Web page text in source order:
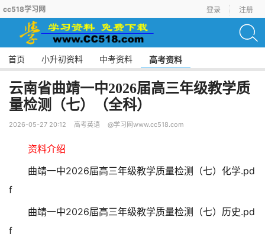
cc518学习网 登录 注册
首页 小升初资料 中考资料 高考资料
云南省曲靖一中2026届高三年级教学质
量检测（七）（全科）
2026-05-27 20:12 高考英语 @学习网www.cc518.com
资料介绍
曲靖一中2026届高三年级教学质量检测（七）化学.pd
f
曲靖一中2026届高三年级教学质量检测（七）历史.pd
f